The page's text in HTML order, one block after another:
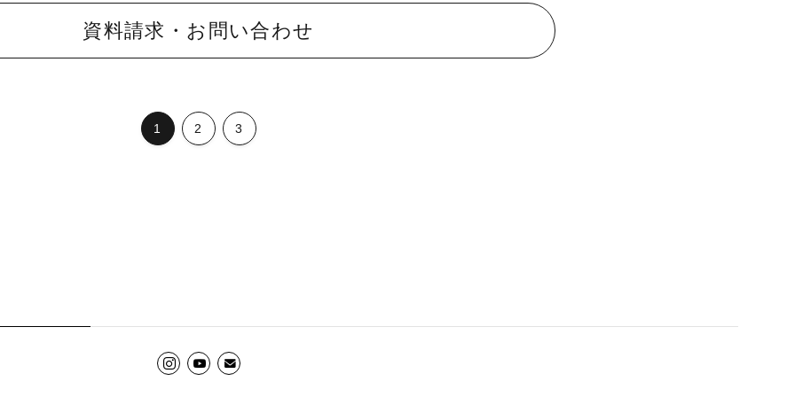
資料請求・お問い合わせ
1 2 3